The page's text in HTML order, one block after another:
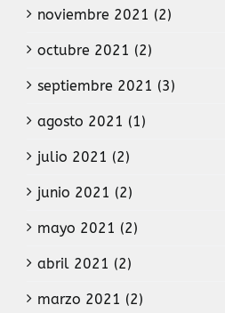
noviembre 2021 (2)
octubre 2021 (2)
septiembre 2021 (3)
agosto 2021 (1)
julio 2021 (2)
junio 2021 (2)
mayo 2021 (2)
abril 2021 (2)
marzo 2021 (2)